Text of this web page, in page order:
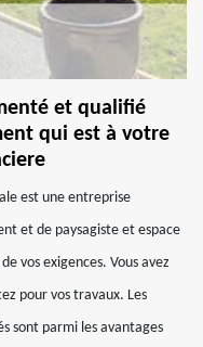
et qualifié
qui est à votre
est une entreprise
et de paysagiste et espace
vos exigences. Vous avez
pour vos travaux. Les
sont parmi les avantages